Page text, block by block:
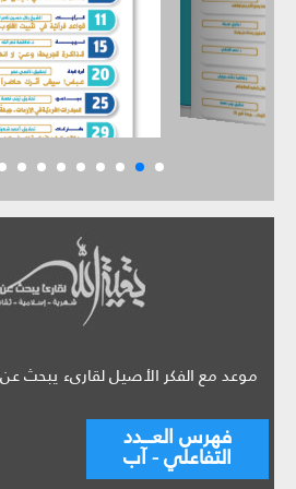
موعد مع الفكر الأصيل لقارىء يبحث عن
فهرس العـــدد
التفاعلي - آب